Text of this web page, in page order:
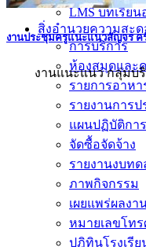
LMS บทเรีย
สิ่งอำนวยความสะด
การบริการ
ห้องสมุดและ
รายการอาหา
รายงานการ
แผนปฏิบัติกา
จัดซื้อจัดจ้าง
รายงานงบทด
ภาพกิจกรรม
เผยแพร่ผลงา
หมายเลขโท
ปฎิทินโรงเรีย
งานประชุมครูแนะแนวสัญจร ค
งานแนะแนว กลุ่มบริห